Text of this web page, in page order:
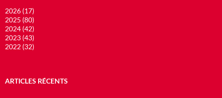
2026 (17)
2025 (80)
2024 (42)
2023 (43)
2022 (32)
ARTICLES RÉCENTS